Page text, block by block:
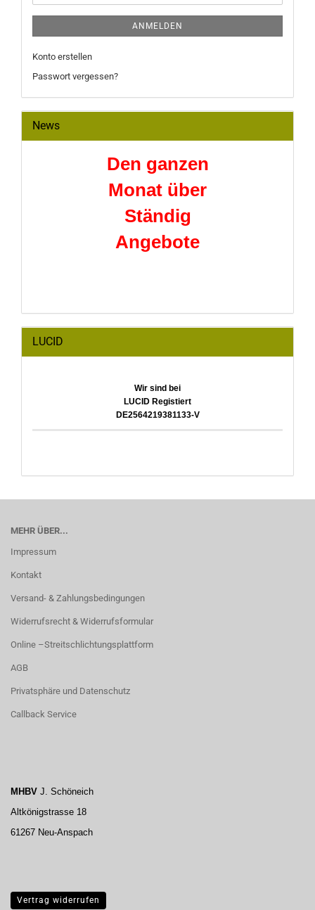
ANMELDEN
Konto erstellen
Passwort vergessen?
News
Den ganzen
Monat über
Ständig
Angebote
LUCID
Wir sind bei
LUCID Registiert
DE2564219381133-V
MEHR ÜBER...
Impressum
Kontakt
Versand- & Zahlungsbedingungen
Widerrufsrecht & Widerrufsformular
Online –Streitschlichtungsplattform
AGB
Privatsphäre und Datenschutz
Callback Service
MHBV J. Schöneich
Altkönigstrasse 18
61267 Neu-Anspach
Vertrag widerrufen